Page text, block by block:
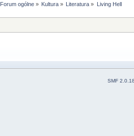
Forum ogólne» Kultura» Literatura » Living Hell
SMF